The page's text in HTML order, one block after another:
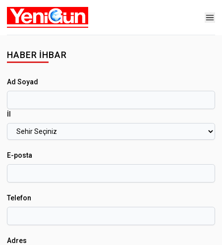
HABER İHBAR
Ad Soyad
İl
E-posta
Telefon
Adres